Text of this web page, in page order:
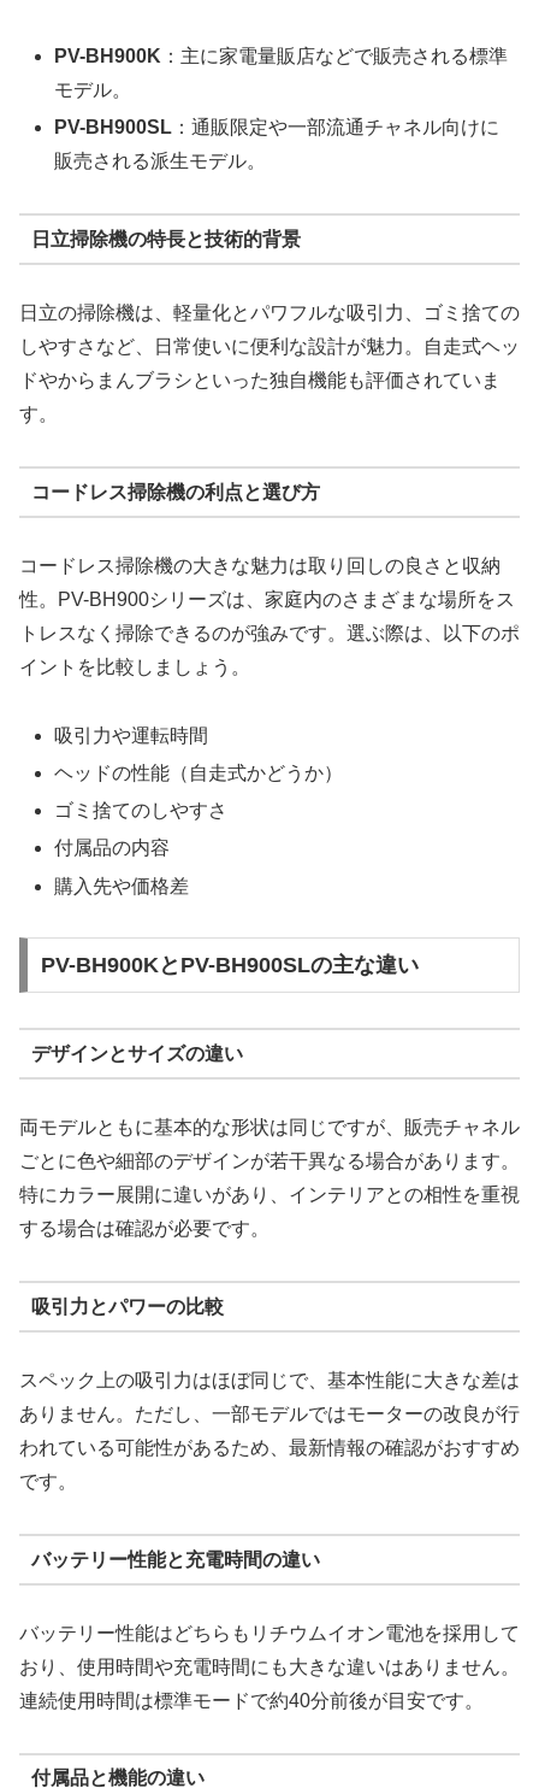
PV-BH900K ：主に家電量販店などで販売される標準
モデル。
PV-BH900SL ：通販限定や一部流通チャネル向けに
販売される派生モデル。
日立掃除機の特長と技術的背景
日立の掃除機は、軽量化とパワフルな吸引力、ゴミ捨ての
しやすさなど、日常使いに便利な設計が魅力。自走式ヘッ
ドやからまんブラシといった独自機能も評価されていま
す。
コードレス掃除機の利点と選び方
コードレス掃除機の大きな魅力は取り回しの良さと収納
性。PV-BH900シリーズは、家庭内のさまざまな場所をス
トレスなく掃除できるのが強みです。選ぶ際は、以下のポ
イントを比較しましょう。
吸引力や運転時間
ヘッドの性能（自走式かどうか）
ゴミ捨てのしやすさ
付属品の内容
購入先や価格差
PV-BH900KとPV-BH900SLの主な違い
デザインとサイズの違い
両モデルともに基本的な形状は同じですが、販売チャネル
ごとに色や細部のデザインが若干異なる場合があります。
特にカラー展開に違いがあり、インテリアとの相性を重視
する場合は確認が必要です。
吸引力とパワーの比較
スペック上の吸引力はほぼ同じで、基本性能に大きな差は
ありません。ただし、一部モデルではモーターの改良が行
われている可能性があるため、最新情報の確認がおすすめ
です。
バッテリー性能と充電時間の違い
バッテリー性能はどちらもリチウムイオン電池を採用して
おり、使用時間や充電時間にも大きな違いはありません。
連続使用時間は標準モードで約40分前後が目安です。
付属品と機能の違い